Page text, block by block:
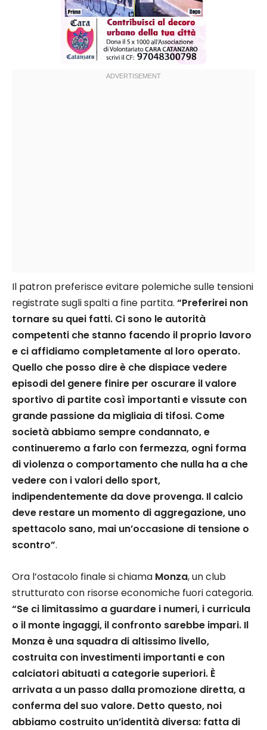
Il patron preferisce evitare polemiche sulle tensioni
registrate sugli spalti a fine partita. “Preferirei non
tornare su quei fatti. Ci sono le autorità
competenti che stanno facendo il proprio lavoro
e ci affidiamo completamente al loro operato.
Quello che posso dire è che dispiace vedere
episodi del genere finire per oscurare il valore
sportivo di partite così importanti e vissute con
grande passione da migliaia di tifosi. Come
società abbiamo sempre condannato, e
continueremo a farlo con fermezza, ogni forma
di violenza o comportamento che nulla ha a che
vedere con i valori dello sport,
indipendentemente da dove provenga. Il calcio
deve restare un momento di aggregazione, uno
spettacolo sano, mai un’occasione di tensione o
scontro”.
Ora l’ostacolo finale si chiama Monza, un club
strutturato con risorse economiche fuori categoria.
“Se ci limitassimo a guardare i numeri, i curricula
o il monte ingaggi, il confronto sarebbe impari. Il
Monza è una squadra di altissimo livello,
costruita con investimenti importanti e con
calciatori abituati a categorie superiori. È
arrivata a un passo dalla promozione diretta, a
conferma del suo valore. Detto questo, noi
abbiamo costruito un’identità diversa: fatta di